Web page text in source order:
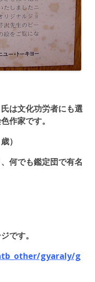
は文化功労者にも選
作家です。
）
何でも鑑定団で有名
です。
gyaraly/g